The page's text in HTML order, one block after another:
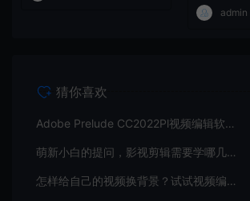
admin
猜你喜欢
Adobe Prelude CC2022Pl视频编辑软件中文直装版
萌新小白的提问，影视剪辑需要学哪几个软件？
怎样给自己的视频换背景？试试视频编辑软件